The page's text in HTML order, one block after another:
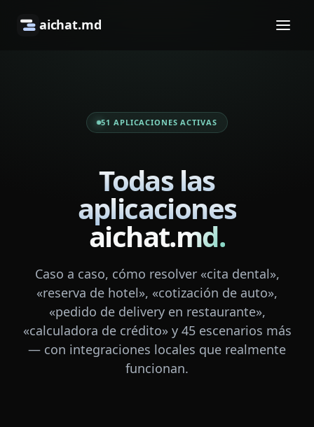
aichat.md
51 APLICACIONES ACTIVAS
Todas las
aplicaciones
aichat.md.
Caso a caso, cómo resolver «cita dental»,
«reserva de hotel», «cotización de auto»,
«pedido de delivery en restaurante»,
«calculadora de crédito» y 45 escenarios más
— con integraciones locales que realmente
funcionan.